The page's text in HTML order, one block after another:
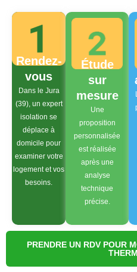
Rendez-
vous
Dans le Jura
(39), un expert
isolation se
déplace à
domicile pour
examiner votre
logement et vos
besoins.
Étude
sur
mesure
Une
proposition
personnalisée
est réalisée
après une
analyse
technique
précise.
PRENDRE UN RDV POUR